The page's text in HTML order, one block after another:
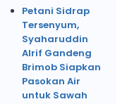
Petani Sidrap
Tersenyum,
Syaharuddin
Alrif Gandeng
Brimob Siapkan
Pasokan Air
untuk Sawah